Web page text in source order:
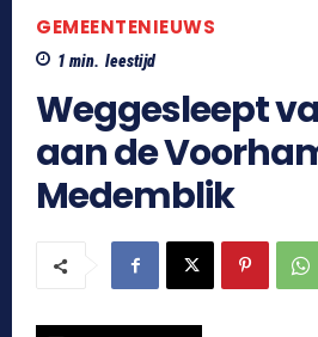
GEMEENTENIEUWS
1 min. leestijd
Weggesleept
aan de
Medemblik